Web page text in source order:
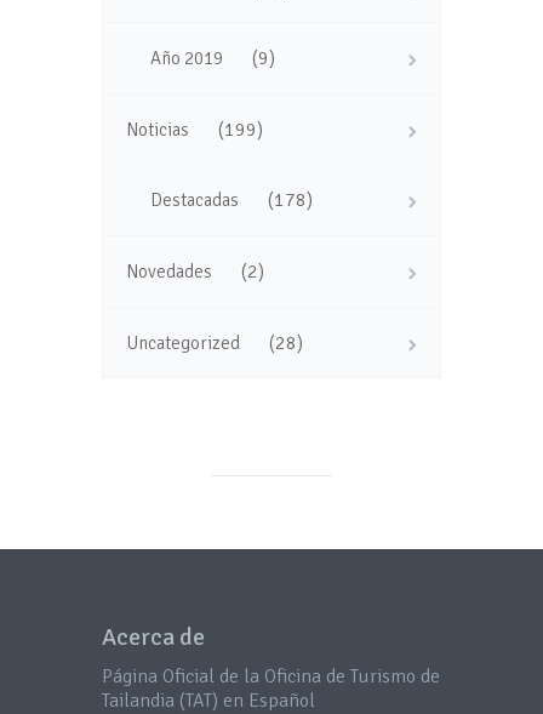
Año 2019 (9)
Noticias (199)
Destacadas (178)
Novedades (2)
Uncategorized (28)
Acerca de
Página Oficial de la Oficina de Turismo de
Tailandia (TAT) en Español